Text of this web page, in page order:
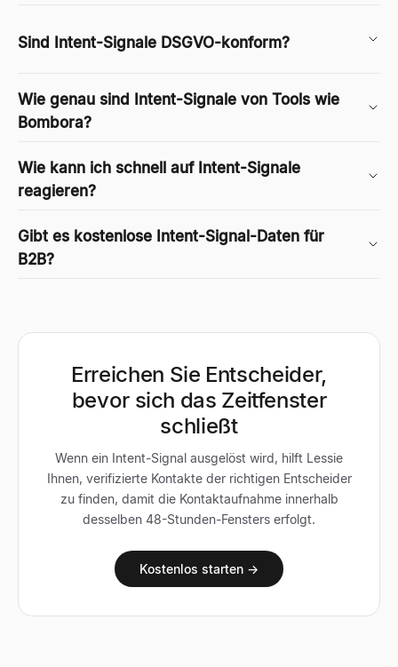
Sind Intent-Signale DSGVO-konform?
Wie genau sind Intent-Signale von Tools wie
Bombora?
Wie kann ich schnell auf Intent-Signale
reagieren?
Gibt es kostenlose Intent-Signal-Daten für
B2B?
Erreichen Sie Entscheider,
bevor sich das Zeitfenster
schließt
Wenn ein Intent-Signal ausgelöst wird, hilft Lessie
Ihnen, verifizierte Kontakte der richtigen Entscheider
zu finden, damit die Kontaktaufnahme innerhalb
desselben 48-Stunden-Fensters erfolgt.
Kostenlos starten →